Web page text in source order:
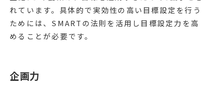
れています。具体的で実効性の高い目標設定を行う
ためには、SMARTの法則を活用し目標設定力を高
めることが必要です。
企画力